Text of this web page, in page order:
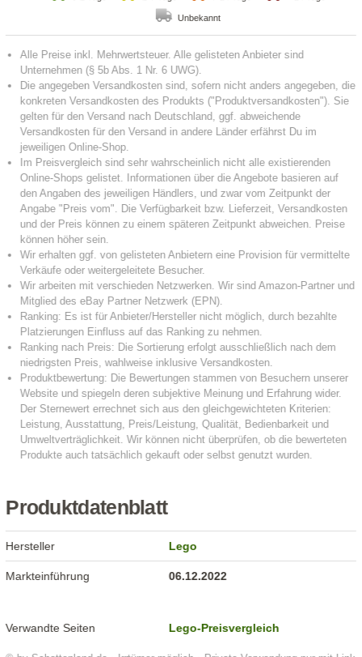
Unbekannt
Produktdatenblatt
Hersteller Lego
Markteinführung 06.12.2022
Verwandte Seiten Lego-Preisvergleich